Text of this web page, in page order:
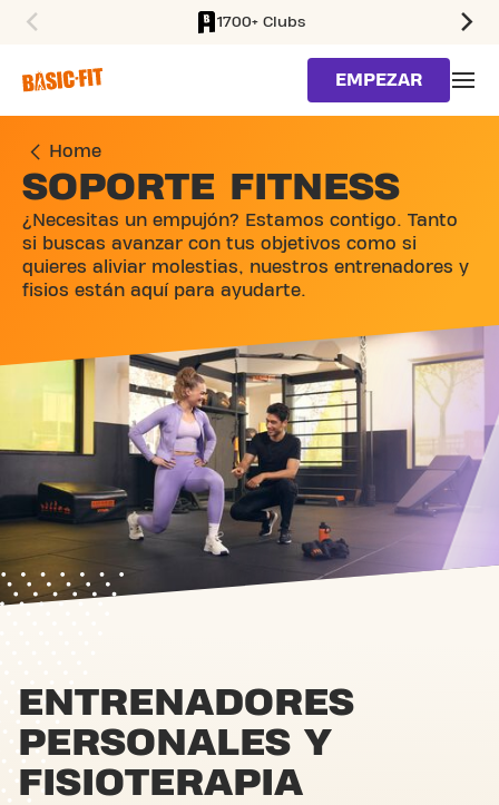
1700+ Clubs
EMPEZAR
Home
SOPORTE FITNESS
¿Necesitas un empujón? Estamos contigo. Tanto
si buscas avanzar con tus objetivos como si
quieres aliviar molestias, nuestros entrenadores y
fisios están aquí para ayudarte.
ENTRENADORES
PERSONALES Y
FISIOTERAPIA